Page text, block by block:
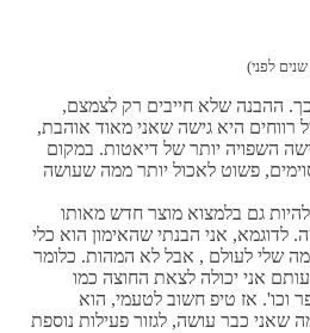
ההבנה שלא חייבים רק לצמצם,
רווחים היא גישה שאני מאוד אוהבת,
השפויה יותר של דיאטות. במקום
פשוט לאכול יותר ממה שעושה
גם בלמצוא מוצר חדש מאותו
אני הבנתי שהאימון הוא כלי
שלי לעולם , אבל לא המהות. כלומר
אני יכולה לצאת החוצה כמו
וכו'. אז טיפ חשוב לטעמי, הוא
שאני כבר עושה, לגזור פעילות נוספת